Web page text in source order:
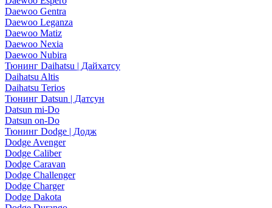
Daewoo Gentra
Daewoo Leganza
Daewoo Matiz
Daewoo Nexia
Daewoo Nubira
Тюнинг Daihatsu | Дайхатсу
Daihatsu Altis
Daihatsu Terios
Тюнинг Datsun | Датсун
Datsun mi-Do
Datsun on-Do
Тюнинг Dodge | Додж
Dodge Avenger
Dodge Caliber
Dodge Caravan
Dodge Challenger
Dodge Charger
Dodge Dakota